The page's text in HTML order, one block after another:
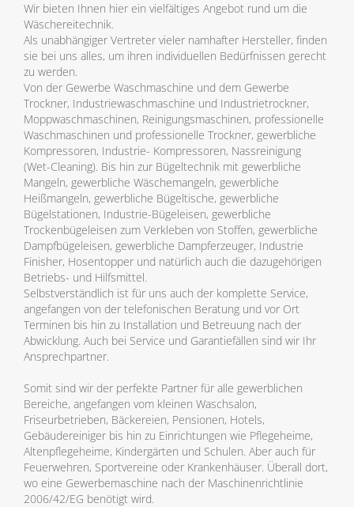
Wir bieten Ihnen hier ein vielfältiges Angebot rund um die
Wäschereitechnik.
Als unabhängiger Vertreter vieler namhafter Hersteller, finden
sie bei uns alles, um ihren individuellen Bedürfnissen gerecht
zu werden.
Von der Gewerbe Waschmaschine und dem Gewerbe
Trockner, Industriewaschmaschine und Industrietrockner,
Moppwaschmaschinen, Reinigungsmaschinen, professionelle
Waschmaschinen und professionelle Trockner, gewerbliche
Kompressoren, Industrie- Kompressoren, Nassreinigung
(Wet-Cleaning). Bis hin zur Bügeltechnik mit gewerbliche
Mangeln, gewerbliche Wäschemangeln, gewerbliche
Heißmangeln, gewerbliche Bügeltische, gewerbliche
Bügelstationen, Industrie-Bügeleisen, gewerbliche
Trockenbügeleisen zum Verkleben von Stoffen, gewerbliche
Dampfbügeleisen, gewerbliche Dampferzeuger, Industrie
Finisher, Hosentopper und natürlich auch die dazugehörigen
Betriebs- und Hilfsmittel.
Selbstverständlich ist für uns auch der komplette Service,
angefangen von der telefonischen Beratung und vor Ort
Terminen bis hin zu Installation und Betreuung nach der
Abwicklung. Auch bei Service und Garantiefällen sind wir Ihr
Ansprechpartner.
Somit sind wir der perfekte Partner für alle gewerblichen
Bereiche, angefangen vom kleinen Waschsalon,
Friseurbetrieben, Bäckereien, Pensionen, Hotels,
Gebäudereiniger bis hin zu Einrichtungen wie Pflegeheime,
Altenpflegeheime, Kindergärten und Schulen. Aber auch für
Feuerwehren, Sportvereine oder Krankenhäuser. Überall dort,
wo eine Gewerbemaschine nach der Maschinenrichtlinie
2006/42/EG benötigt wird.